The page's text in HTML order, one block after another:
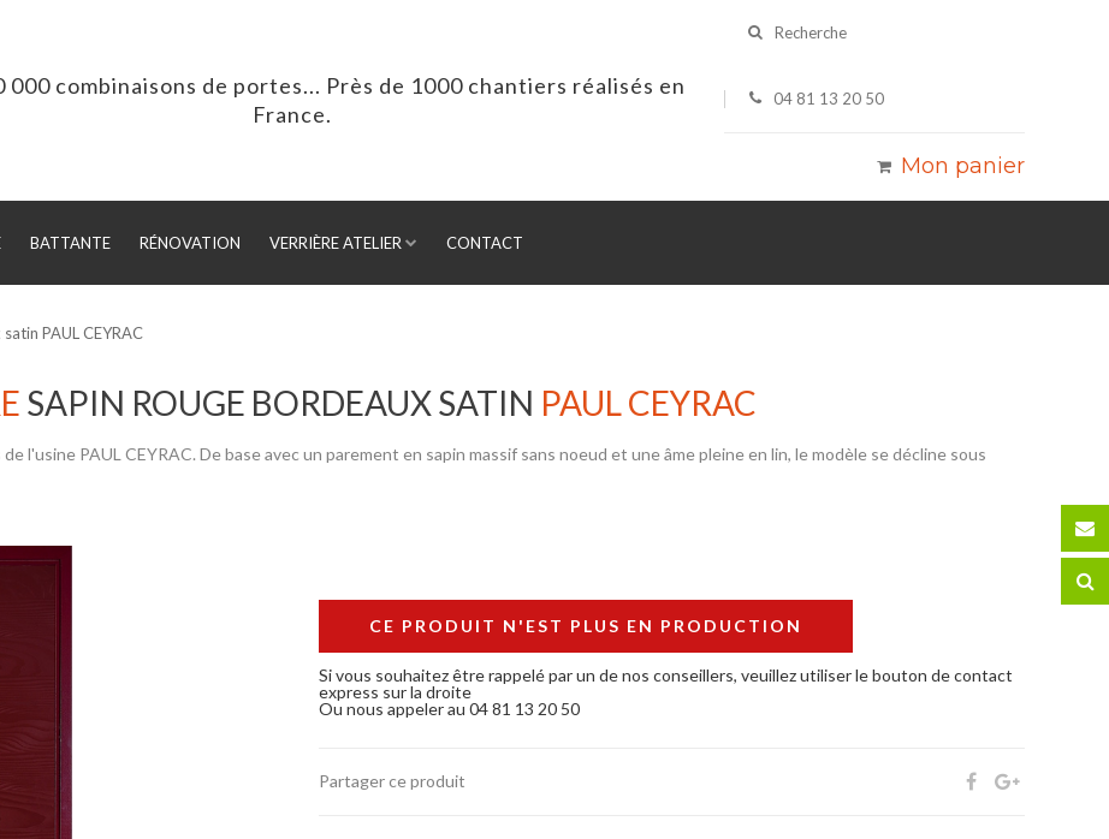
000 combinaisons de portes... Près de 1000 chantiers réalisés en
France.
Recherche
04 81 13 20 50
Mon panier
BATTANTE RÉNOVATION VERRIÈRE ATELIER CONTACT
PAUL CEYRAC
SAPIN ROUGE BORDEAUX SATIN PAUL CEYRAC
l'usine PAUL CEYRAC. De base avec un parement en sapin massif sans noeud et une âme pleine en lin, le modèle se décline sous
CE PRODUIT N'EST PLUS EN PRODUCTION
Si vous souhaitez être rappelé par un de nos conseillers, veuillez utiliser le bouton de contact
express sur la droite
Ou nous appeler au 04 81 13 20 50
Partager ce produit